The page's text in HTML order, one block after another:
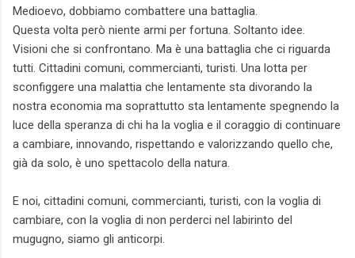
Medioevo, dobbiamo combattere una battaglia.
Questa volta però niente armi per fortuna. Soltanto idee.
Visioni che si confrontano. Ma è una battaglia che ci riguarda
tutti. Cittadini comuni, commercianti, turisti. Una lotta per
sconfiggere una malattia che lentamente sta divorando la
nostra economia ma soprattutto sta lentamente spegnendo la
luce della speranza di chi ha la voglia e il coraggio di continuare
a cambiare, innovando, rispettando e valorizzando quello che,
già da solo, è uno spettacolo della natura.
E noi, cittadini comuni, commercianti, turisti, con la voglia di
cambiare, con la voglia di non perderci nel labirinto del
mugugno, siamo gli anticorpi.